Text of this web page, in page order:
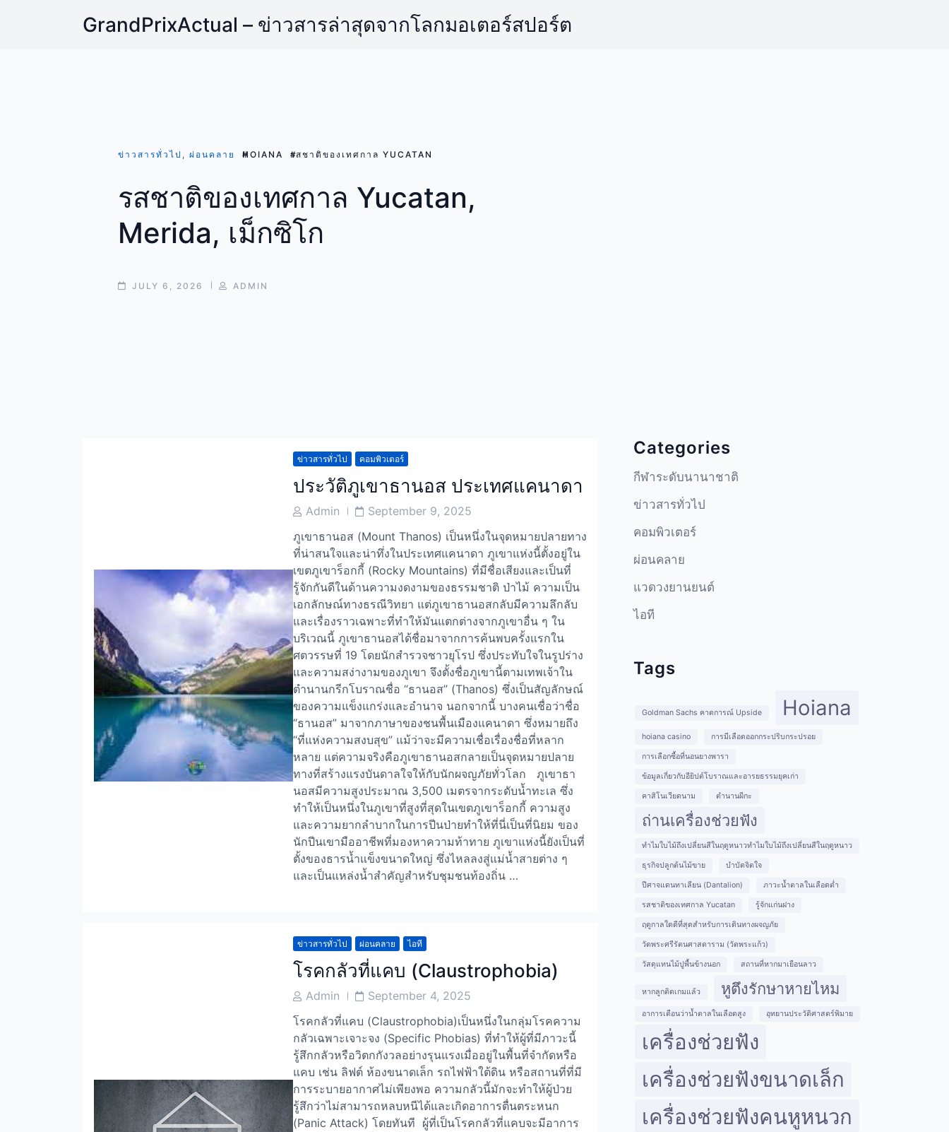
GrandPrixActual – ข่าวสารล่าสุดจากโลกมอเตอร์สปอร์ต
ข่าวสารทั่วไป , ผ่อนคลาย HOIANA รสชาติของเทศกาล YUCATAN
รสชาติของเทศกาล Yucatan,
Merida, เม็กซิโก
POST
DATEJULY 6, 2026
POST
AUTHOR
ADMIN
ข่าวสารทั่วไป คอมพิวเตอร์
ประวัติภูเขาธานอส ประเทศแคนาดา
PostAdmin
PostSeptember 9, 2025
ภูเขาธานอส (Mount Thanos) เป็นหนึ่งในจุดหมายปลายทาง
ที่น่าสนใจและน่าทึ่งในประเทศแคนาดา ภูเขาแห่งนี้ตั้งอยู่ใน
เขตภูเขาร็อกกี้ (Rocky Mountains) ที่มีชื่อเสียงและเป็นที่
รู้จักกันดีในด้านความงดงามของธรรมชาติ ป่าไม้ ความเป็น
เอกลักษณ์ทางธรณีวิทยา แต่ภูเขาธานอสกลับมีความลึกลับ
และเรื่องราวเฉพาะที่ทำให้มันแตกต่างจากภูเขาอื่น ๆ ใน
บริเวณนี้ ภูเขาธานอสได้ชื่อมาจากการค้นพบครั้งแรกใน
ศตวรรษที่ 19 โดยนักสำรวจชาวยุโรป ซึ่งประทับใจในรูปร่าง
และความสง่างามของภูเขา จึงตั้งชื่อภูเขานี้ตามเทพเจ้าใน
ตำนานกรีกโบราณชื่อ “ธานอส” (Thanos) ซึ่งเป็นสัญลักษณ์
ของความแข็งแกร่งและอำนาจ นอกจากนี้ บางคนเชื่อว่าชื่อ
“ธานอส” มาจากภาษาของชนพื้นเมืองแคนาดา ซึ่งหมายถึง
“ที่แห่งความสงบสุข” แม้ว่าจะมีความเชื่อเรื่องชื่อที่หลาก
หลาย แต่ความจริงคือภูเขาธานอสกลายเป็นจุดหมายปลาย
ทางที่สร้างแรงบันดาลใจให้กับนักผจญภัยทั่วโลก ภูเขาธา
นอสมีความสูงประมาณ 3,500 เมตรจากระดับน้ำทะเล ซึ่ง
ทำให้เป็นหนึ่งในภูเขาที่สูงที่สุดในเขตภูเขาร็อกกี้ ความสูง
และความยากลำบากในการปีนป่ายทำให้ที่นี่เป็นที่นิยม ของ
นักปีนเขามืออาชีพที่มองหาความท้าทาย ภูเขาแห่งนี้ยังเป็นที่
ตั้งของธารน้ำแข็งขนาดใหญ่ ซึ่งไหลลงสู่แม่น้ำสายต่าง ๆ
และเป็นแหล่งน้ำสำคัญสำหรับชุมชนท้องถิ่น …
ข่าวสารทั่วไป ผ่อนคลาย ไอที
โรคกลัวที่แคบ (Claustrophobia)
PostAdmin
PostSeptember 4, 2025
โรคกลัวที่แคบ (Claustrophobia)เป็นหนึ่งในกลุ่มโรคความ
กลัวเฉพาะเจาะจง (Specific Phobias) ที่ทำให้ผู้ที่มีภาวะนี้
รู้สึกกลัวหรือวิตกกังวลอย่างรุนแรงเมื่ออยู่ในพื้นที่จำกัดหรือ
แคบ เช่น ลิฟต์ ห้องขนาดเล็ก รถไฟฟ้าใต้ดิน หรือสถานที่ที่มี
การระบายอากาศไม่เพียงพอ ความกลัวนี้มักจะทำให้ผู้ป่วย
รู้สึกว่าไม่สามารถหลบหนีได้และเกิดอาการตื่นตระหนก
(Panic Attack) โดยทันที ผู้ที่เป็นโรคกลัวที่แคบจะมีอาการ
Categories
กีฬาระดับนานาชาติ
ข่าวสารทั่วไป
คอมพิวเตอร์
ผ่อนคลาย
แวดวงยานยนต์
ไอที
Tags
Goldman Sachs คาดการณ์ Upside Hoiana
hoiana casino การมีเลือดออกกระปริบกระปรอย
การเลือกซื้อที่นอนยางพารา
ข้อมูลเกี่ยวกับอียิปต์โบราณและอารยธรรมยุคเก่า
คาสิโนเวียดนาม ตำนานผีกะ
ถ่านเครื่องช่วยฟัง
ทำไมใบไม้ถึงเปลี่ยนสีในฤดูหนาวทำไมใบไม้ถึงเปลี่ยนสีในฤดูหนาว
ธุรกิจปลูกต้นไม้ขาย บำบัดจิตใจ
ปีศาจแดนทาเลียน (Dantalion) ภาวะน้ำตาลในเลือดต่ำ
รสชาติของเทศกาล Yucatan รู้จักแก่นฝาง
ฤดูกาลใดดีที่สุดสำหรับการเดินทางผจญภัย
วัดพระศรีรัตนศาสดาราม (วัดพระแก้ว)
วัสดุแทนไม้ปูพื้นข้างนอก สถานที่หากมาเยือนลาว
หากลูกติดเกมแล้ว หูตึงรักษาหายไหม
อาการเตือนว่าน้ำตาลในเลือดสูง อุทยานประวัติศาสตร์พิมาย
เครื่องช่วยฟัง
เครื่องช่วยฟังขนาดเล็ก
เครื่องช่วยฟังคนหูหนวก